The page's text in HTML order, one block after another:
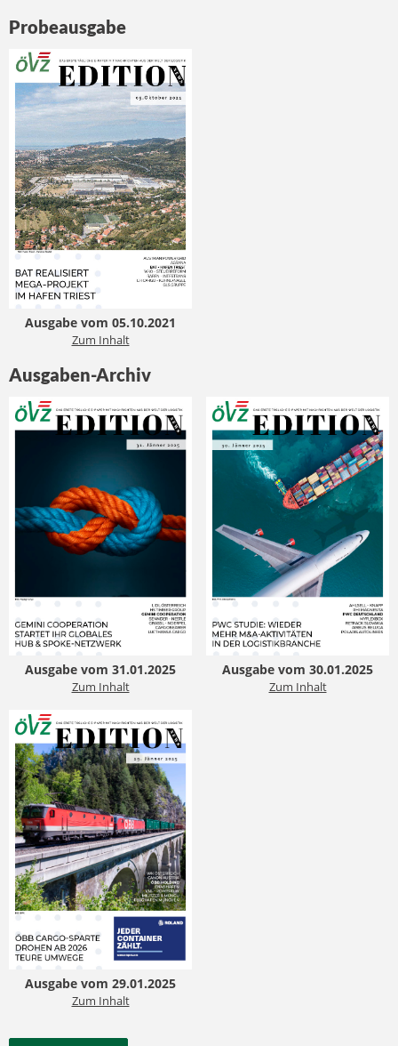
Probeausgabe
Ausgabe vom 05.10.2021
Zum Inhalt
Ausgaben-Archiv
Ausgabe vom 31.01.2025
Zum Inhalt
Ausgabe vom 30.01.2025
Zum Inhalt
Ausgabe vom 29.01.2025
Zum Inhalt